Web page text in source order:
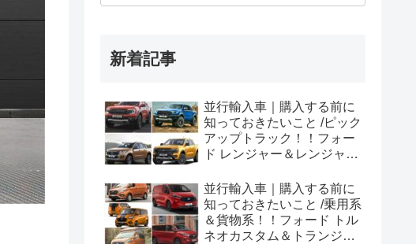
新着記事
並行輸入車｜購入する前に
知っておきたいこと /ピック
アップトラック！！フォー
ド レンジャー＆レンジャー
め！
並行輸入車｜購入する前に
知っておきたいこと /乗用系
＆貨物系！！フォード トル
ネオカスタム＆トランジッ